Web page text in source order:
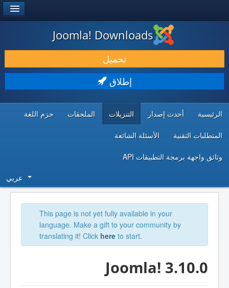
حمل & ومدد
اكتشف & تعلم
Joomla! Downloads
تحميل
إطلاق
الرئيسية أحدث إصدار التنزيلات الملحقات حزم اللغة
المتطلبات التقنية الأسئلة الشائعة
وثائق واجهة برمجة التطبيقات API
عربي
This page is not yet fully available in your
language. Make a gift to your community by
translating it! Click here to start.
Joomla! 3.10.0